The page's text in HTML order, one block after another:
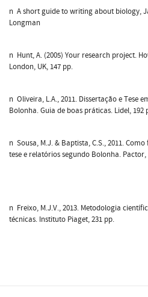
n A short guide to writing about biology,
Longman
n Hunt, A. (2005) Your research project.
London, UK, 147 pp.
n Oliveira, L.A., 2011. Dissertação e Tese
Bolonha. Guia de boas práticas. Lidel, 192
n Sousa, M.J. & Baptista, C.S., 2011.
tese e relatórios segundo Bolonha. Pactor,
n Freixo, M.J.V., 2013. Metodologia
técnicas. Instituto Piaget, 231 pp.